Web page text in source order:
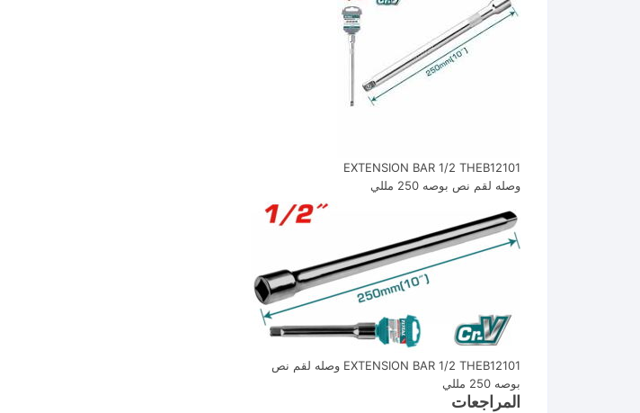
EXTENSION BAR 1/2 THEB12101
وصله لقم نص بوصه 250 مللي
EXTENSION BAR 1/2 THEB12101 وصله لقم نص
بوصه 250 مللي
المراجعات